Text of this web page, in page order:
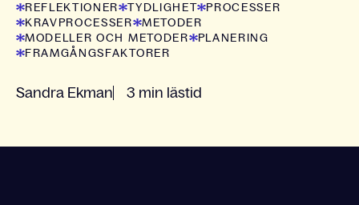
REFLEKTIONER
TYDLIGHET
PROCESSER
KRAVPROCESSER
METODER
MODELLER OCH METODER
PLANERING
FRAMGÅNGSFAKTORER
Sandra Ekman 3 min lästid